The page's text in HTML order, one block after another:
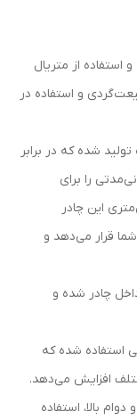
استفاده از متریال
و استفاده در
تولید شده که در برابر
را برای
ارتفاع بلند ۲۲۰ سانتی‌متری این چادر
شما قرار می‌دهد و
چادر شده و
استفاده شده که
افزایش می‌دهد.
روان و دوام بالا، استفاده